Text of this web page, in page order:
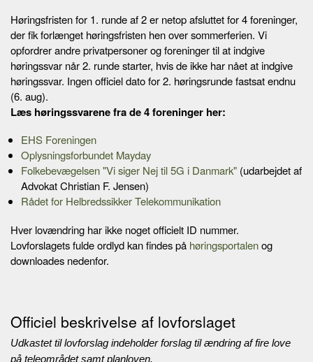
Høringsfristen for 1. runde af 2 er netop afsluttet for 4 foreninger,
der fik forlænget høringsfristen hen over sommerferien. Vi
opfordrer andre privatpersoner og foreninger til at indgive
høringssvar når 2. runde starter, hvis de ikke har nået at indgive
høringssvar. Ingen officiel dato for 2. høringsrunde fastsat endnu
(6. aug).
Læs høringssvarene fra de 4 foreninger her:
EHS Foreningen
Oplysningsforbundet Mayday
Folkebevægelsen "Vi siger Nej til 5G i Danmark" (udarbejdet af
Advokat Christian F. Jensen)
Rådet for Helbredssikker Telekommunikation
Hver lovændring har ikke noget officielt ID nummer.
Lovforslagets fulde ordlyd kan findes på høringsportalenog
downloades nedenfor.
Officiel beskrivelse af lovforslaget
Udkastet til lovforslag indeholder forslag til ændring af fire love
på teleområdet samt planloven.